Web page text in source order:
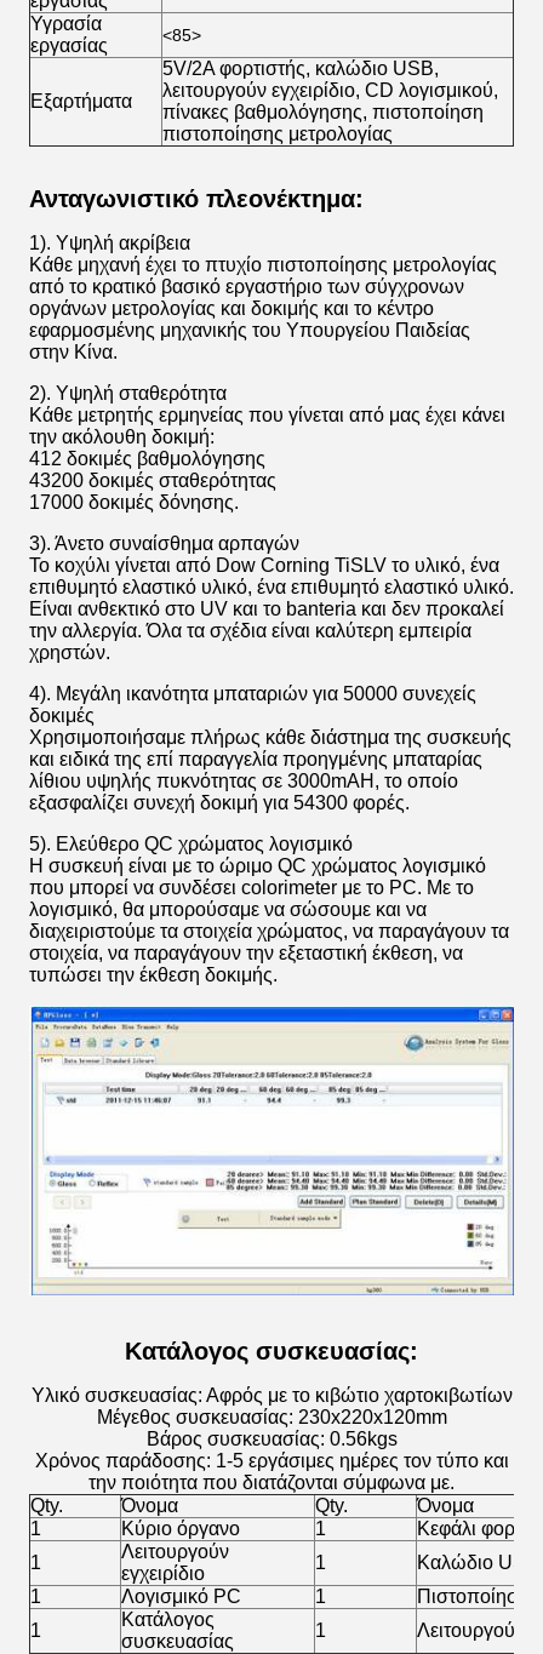
Υγρασία
εργασίας
<85>
Εξαρτήματα
5V/2A φορτιστής, καλώδιο USB,
λειτουργούν εγχειρίδιο, CD λογισμικού,
πίνακες βαθμολόγησης, πιστοποίηση
πιστοποίησης μετρολογίας
Ανταγωνιστικό πλεονέκτημα:
1). Υψηλή ακρίβεια
Κάθε μηχανή έχει το πτυχίο πιστοποίησης μετρολογίας
από το κρατικό βασικό εργαστήριο των σύγχρονων
οργάνων μετρολογίας και δοκιμής και το κέντρο
εφαρμοσμένης μηχανικής του Υπουργείου Παιδείας
στην Κίνα.
2). Υψηλή σταθερότητα
Κάθε μετρητής ερμηνείας που γίνεται από μας έχει κάνει
την ακόλουθη δοκιμή:
412 δοκιμές βαθμολόγησης
43200 δοκιμές σταθερότητας
17000 δοκιμές δόνησης.
3). Άνετο συναίσθημα αρπαγών
Το κοχύλι γίνεται από Dow Corning TiSLV το υλικό, ένα
επιθυμητό ελαστικό υλικό, ένα επιθυμητό ελαστικό υλικό.
Είναι ανθεκτικό στο UV και το banteria και δεν προκαλεί
την αλλεργία. Όλα τα σχέδια είναι καλύτερη εμπειρία
χρηστών.
4). Μεγάλη ικανότητα μπαταριών για 50000 συνεχείς
δοκιμές
Χρησιμοποιήσαμε πλήρως κάθε διάστημα της συσκευής
και ειδικά της επί παραγγελία προηγμένης μπαταρίας
λίθιου υψηλής πυκνότητας σε 3000mAH, το οποίο
εξασφαλίζει συνεχή δοκιμή για 54300 φορές.
5). Ελεύθερο QC χρώματος λογισμικό
Η συσκευή είναι με το ώριμο QC χρώματος λογισμικό
που μπορεί να συνδέσει colorimeter με το PC. Με το
λογισμικό, θα μπορούσαμε να σώσουμε και να
διαχειριστούμε τα στοιχεία χρώματος, να παραγάγουν τα
στοιχεία, να παραγάγουν την εξεταστική έκθεση, να
τυπώσει την έκθεση δοκιμής.
Κατάλογος συσκευασίας:
Υλικό συσκευασίας: Αφρός με το κιβώτιο χαρτοκιβωτίων
Μέγεθος συσκευασίας: 230x220x120mm
Βάρος συσκευασίας: 0.56kgs
Χρόνος παράδοσης: 1-5 εργάσιμες ημέρες τον τύπο και
την ποιότητα που διατάζονται σύμφωνα με.
Qty.
Όνομα Qty.
Όνομα
1
Κύριο όργανο 1
Κεφάλι
1
Λειτουργούν
εγχειρίδιο
1
Καλώδιο USB
1
Λογισμικό PC 1
Πιστοποίηση
1
Κατάλογος
συσκευασίας
1 Λειτουργούν